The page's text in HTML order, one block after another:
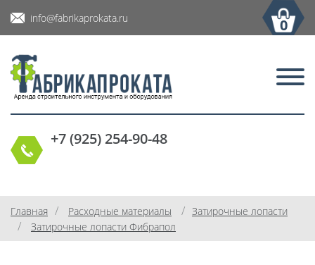
info@fabrikaprokata.ru 0
+7 (925) 254-90-48
Главная / Расходные материалы / Затирочные лопасти
/ Затирочные лопасти Фибрапол